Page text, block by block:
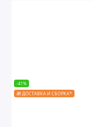
-41%
🎁 ДОСТАВКА И СБОРКА*